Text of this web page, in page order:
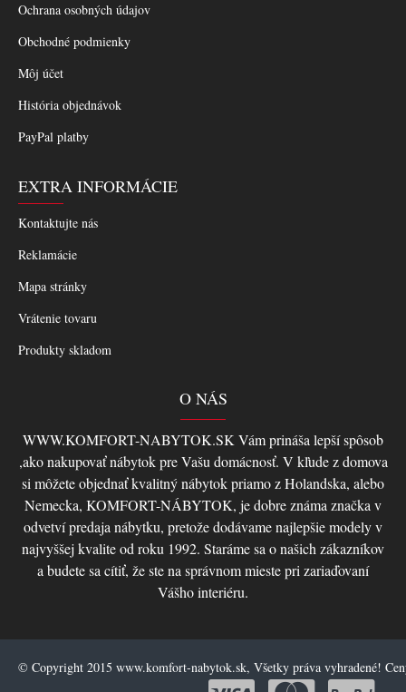
Ochrana osobných údajov
Obchodné podmienky
Môj účet
História objednávok
PayPal platby
EXTRA INFORMÁCIE
Kontaktujte nás
Reklamácie
Mapa stránky
Vrátenie tovaru
Produkty skladom
O NÁS
WWW.KOMFORT-NABYTOK.SK Vám prináša lepší spôsob
,ako nakupovať nábytok pre Vašu domácnosť. V kľude z domova
si môžete objednať kvalitný nábytok priamo z Holandska, alebo
Nemecka, KOMFORT-NÁBYTOK, je dobre známa značka v
odvetví predaja nábytku, pretože dodávame najlepšie modely v
najvyššej kvalite od roku 1992. Staráme sa o našich zákazníkov
a budete sa cítiť, že ste na správnom mieste pri zariaďovaní
Vášho interiéru.
© Copyright 2015 www.komfort-nabytok.sk, Všetky práva vyhradené!